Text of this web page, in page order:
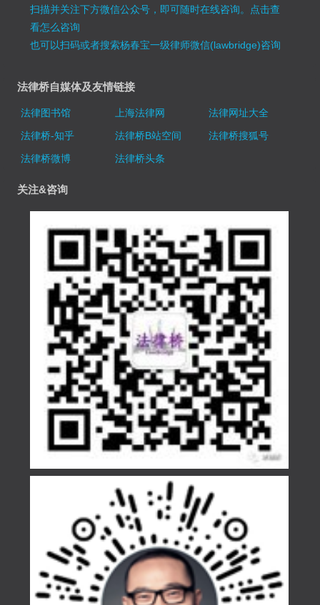
扫描并关注下方微信公众号，即可随时在线咨询。 点击查
看怎么咨询
也可以扫码或者搜索杨春宝一级律师微信(lawbridge)咨询
法律桥自媒体及友情链接
法律图书馆 上海法律网
法律网址大全
法律桥-知乎
法律桥B站空间
法律桥搜狐号
法律桥微博
法律桥头条
关注&咨询